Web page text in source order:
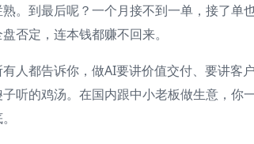
。到最后呢？一个月接不到一单，接了单
否定，连本钱都赚不回来。
有人都告诉你，做AI要讲价值交付、要讲客
子听的鸡汤。在国内跟中小老板做生意，你